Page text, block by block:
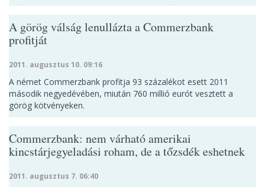
A görög válság lenullázta a Commerzbank
profitját
2011. augusztus 10. 09:16
A német Commerzbank profitja 93 százalékot esett 2011
második negyedévében, miután 760 millió eurót vesztett a
görög kötvényeken.
Commerzbank: nem várható amerikai
kincstárjegyeladási roham, de a tőzsdék eshetnek
2011. augusztus 7. 06:40